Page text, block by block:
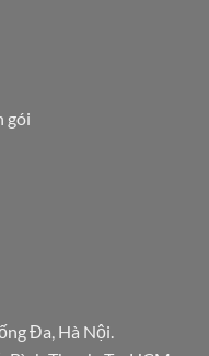
gói
Đa, Hà Nội.